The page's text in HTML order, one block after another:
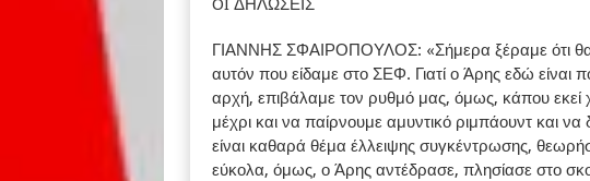
OI ΔΗΛΩΣΕΙΣ
ΓΙΑΝΝΗΣ ΣΦΑΙΡΟΠΟΥΛΟΣ: «Σήμερα ξέραμε ότι θα
αυτόν που είδαμε στο ΣΕΦ. Γιατί ο Άρης εδώ
αρχή, επιβάλαμε τον ρυθμό μας, όμως, κάπου
μέχρι και να παίρνουμε αμυντικό ριμπάουντ και
είναι καθαρά θέμα έλλειψης συγκέντρωσης,
εύκολα, όμως, ο Άρης αντέδρασε, πλησίασε στο